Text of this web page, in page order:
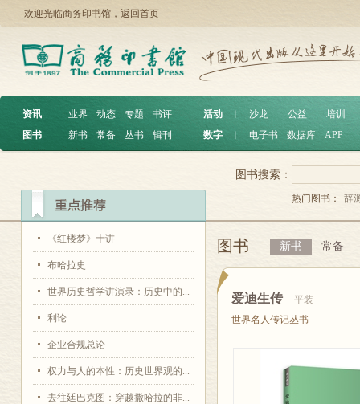
欢迎光临商务印书馆， 返回首页
资讯 ︱ 业界 动态 专题
书评
图书
︱ 新书 常备 丛书 辑刊
活动 沙龙 公益
培训
数字
电子书 数据库 APP
《红楼梦》十讲
布哈拉史
世界历史哲学讲演录：历史中的...
利论
企业合规总论
权力与人的本性：历史世界观的...
去往廷巴克图：穿越撒哈拉的非...
图书搜索：
热门图书： 辞
图书 新书 常备
爱迪生传
平装
世界名人传记丛书